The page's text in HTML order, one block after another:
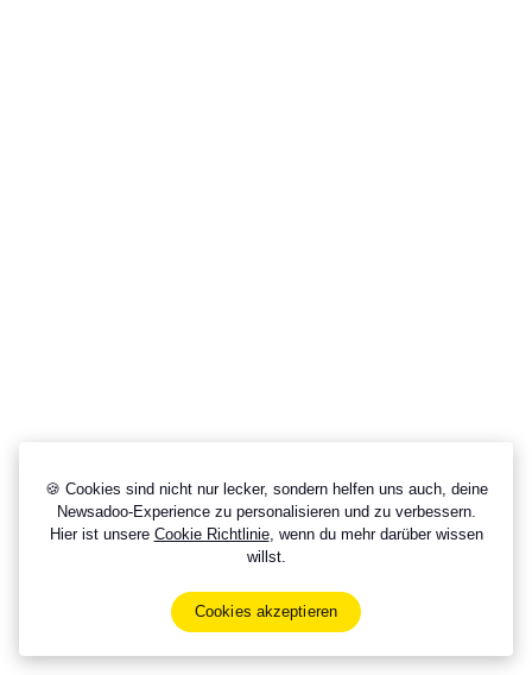
🍪 Cookies sind nicht nur lecker, sondern helfen uns auch, deine
Newsadoo-Experience zu personalisieren und zu verbessern.
Hier ist unsere Cookie Richtlinie, wenn du mehr darüber wissen
willst.
Cookies akzeptieren